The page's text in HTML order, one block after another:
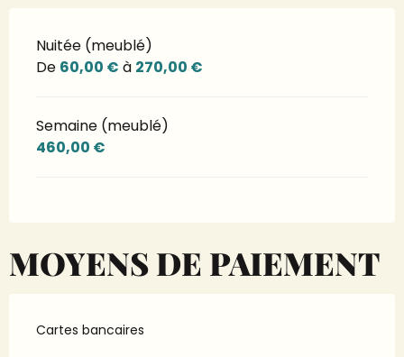
Nuitée (meublé)
De 60,00 € à 270,00 €
Semaine (meublé)
460,00 €
MOYENS DE PAIEMENT
Cartes bancaires